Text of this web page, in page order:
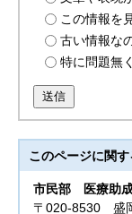
この情報を
古い情報な
特に問題無
送信
このページに関す
市民部
医療助
〒020-8530 盛